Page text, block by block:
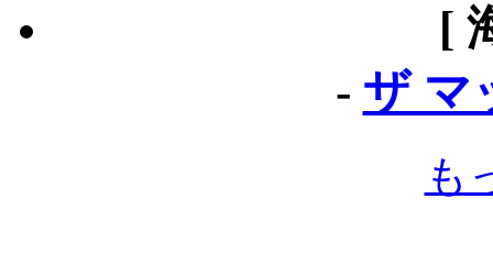
[
- ザ
も